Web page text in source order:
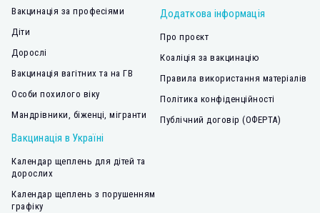
Вакцинація за професіями
Діти
Дорослі
Вакцинація вагітних та на ГВ
Особи похилого віку
Мандрівники, біженці, мігранти
Вакцинація в Україні
Календар щеплень для дітей та
дорослих
Календар щеплень з порушенням
графіку
Додаткова інформація
Про проєкт
Коаліція за вакцинацію
Правила використання матеріалів
Політика конфіденційності
Публічний договір (ОФЕРТА)